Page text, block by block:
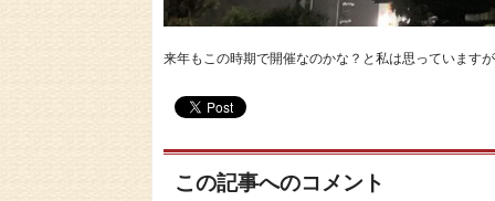
来年もこの時期で開催なのかな？と私は思っています
この記事へのコメント